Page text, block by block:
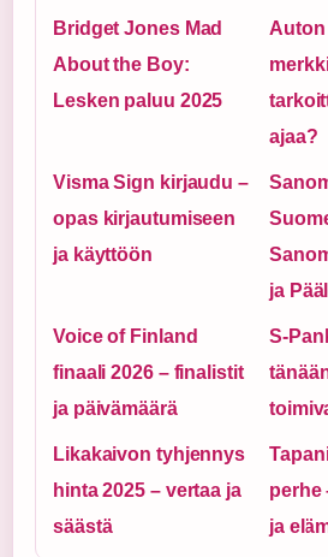
Bridget Jones Mad
About the Boy:
Lesken paluu 2025
Auton
ajaa?
Visma Sign kirjaudu –
opas kirjautumiseen
ja käyttöön
ja
Voice of Finland
finaali 2026 – finalistit
ja päivämäärä
S-
Likakaivon tyhjennys
hinta 2025 – vertaa ja
säästä
perhe
ja